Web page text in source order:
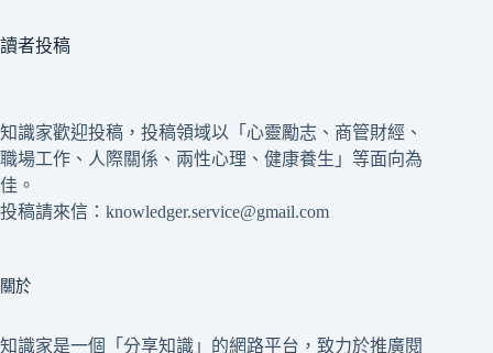
讀者投稿
知識家歡迎投稿，投稿領域以「心靈勵志、商管財經、
職場工作、人際關係、兩性心理、健康養生」等面向為
佳。
投稿請來信：knowledger.service@gmail.com
關於
知識家是一個「分享知識」的網路平台，致力於推廣閱